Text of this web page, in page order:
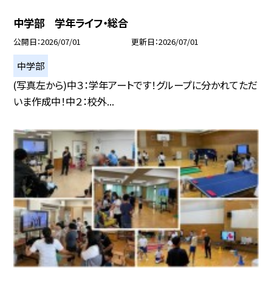
中学部 学年ライフ・総合
公開日 2026/07/01 更新日 2026/07/01
中学部
(写真左から)中３：学年アートです！グループに分かれてただ
いま作成中！中２：校外...